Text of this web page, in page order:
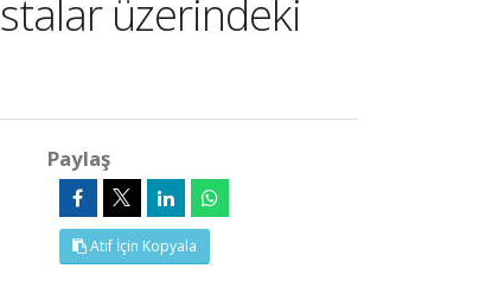
üzerindeki
Paylaş
Atıf İçin Kopyala